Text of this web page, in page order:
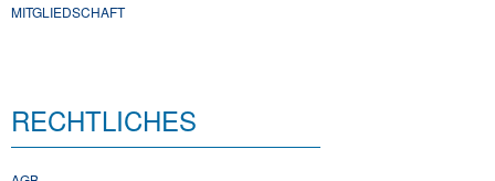
MITGLIEDSCHAFT
RECHTLICHES